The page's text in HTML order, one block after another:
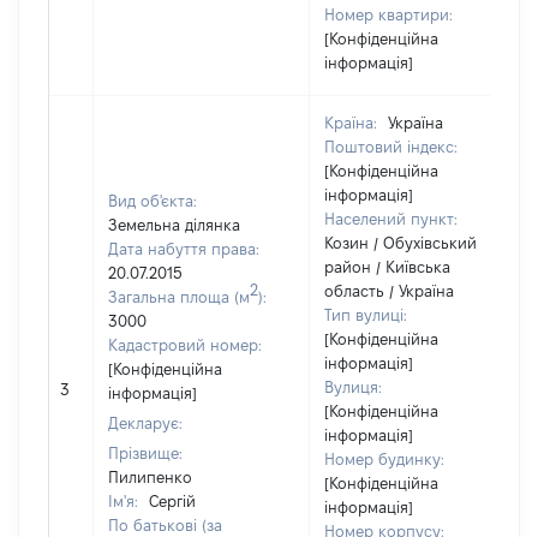
Номер квартири:
[Конфіденційна
інформація]
3
Вид об'єкта:
Земельна ділянка
Дата набуття права:
20.07.2015
Загальна площа (м2):
3000
Кадастровий номер:
[Конфіденційна
інформація]
Декларує:
Прізвище:
Пилипенко
Ім'я:
Сергій
По батькові (за
Країна:
Україна
Поштовий індекс:
[Конфіденційна
інформація]
Населений пункт:
Козин / Обухівський
район / Київська
область / Україна
Тип вулиці:
[Конфіденційна
інформація]
Вулиця:
[Конфіденційна
інформація]
Номер будинку:
[Конфіденційна
інформація]
Номер корпусу: